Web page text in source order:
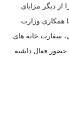
دیگر مزایای
همکاری وزارت
سفارت خانه های
حضور فعال داشته